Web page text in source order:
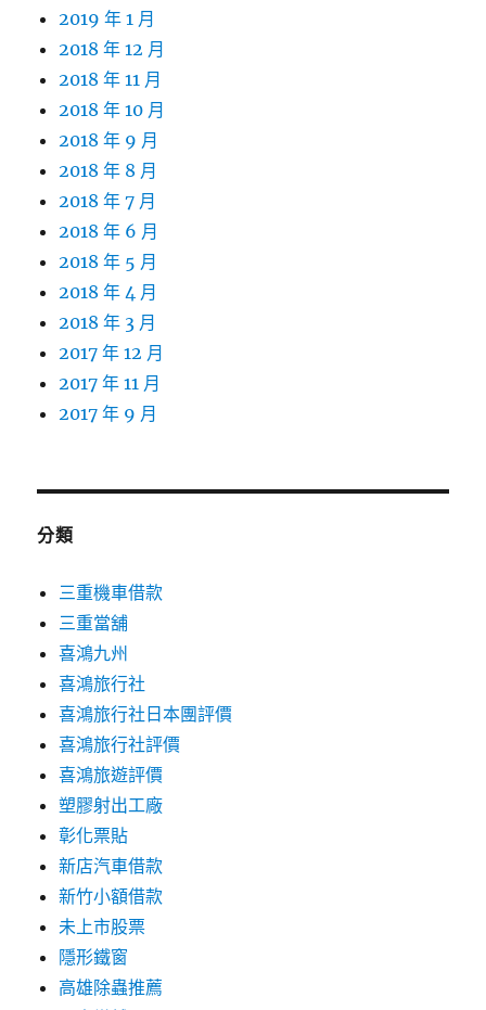
2019 年 1 月
2018 年 12 月
2018 年 11 月
2018 年 10 月
2018 年 9 月
2018 年 8 月
2018 年 7 月
2018 年 6 月
2018 年 5 月
2018 年 4 月
2018 年 3 月
2017 年 12 月
2017 年 11 月
2017 年 9 月
分類
三重機車借款
三重當舖
喜鴻九州
喜鴻旅行社
喜鴻旅行社日本團評價
喜鴻旅行社評價
喜鴻旅遊評價
塑膠射出工廠
彰化票貼
新店汽車借款
新竹小額借款
未上市股票
隱形鐵窗
高雄除蟲推薦